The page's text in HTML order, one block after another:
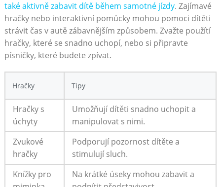
také aktivně zabavit dítě během samotné jízdy. Zajímavé
hračky nebo interaktivní pomůcky mohou pomoci dítěti
strávit čas v autě zábavnějším způsobem. Zvažte použítí
hračky, které se snadno uchopí, nebo si připravte
písničky, které budete zpívat.
Hračky Tipy
Hračky s
úchyty
Umožňují dítěti snadno uchopit a
manipulovat s nimi.
Zvukové
hračky
Podporují pozornost dítěte a
stimulují sluch.
Knížky pro
Na krátké úseky mohou zabavit a